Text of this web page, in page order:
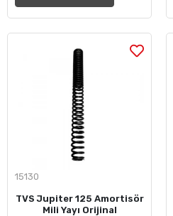
15130
TVS Jupiter 125 Amortisör
Mili Yayı Orijinal